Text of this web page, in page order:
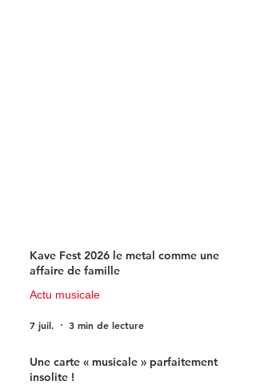
Kave Fest 2026 le metal comme une
affaire de famille
Actu musicale
7 juil. 3 min de lecture
Une carte « musicale » parfaitement
insolite !